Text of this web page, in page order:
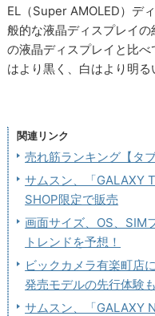
EL（Super AMOLED）デ
般的な液晶ディスプレイ
の液晶ディスプレイと比
はより黒く、白はより明る
関連リンク
売れ筋ランキング【タ
サムスン、「GALAXY
SHOP限定で販売
画面サイズ、OS、
トレンドを予想！
ビックカメラ有楽町店
発売モデルの先行体験も
サムスン、「GALAXY